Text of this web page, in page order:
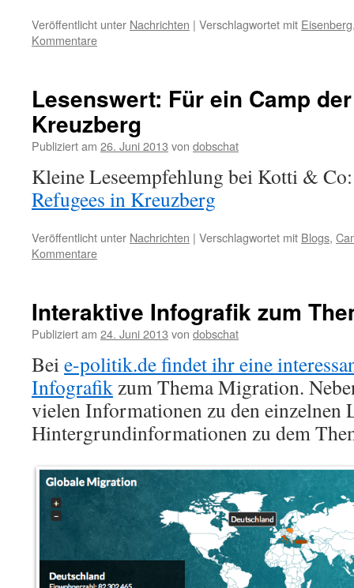
Veröffentlicht unter Nachrichten | Verschlagwortet mit Eisenberg
Kommentare
Lesenswert: Für ein Camp
Kreuzberg
Publiziert am 26. Juni 2013 von dobschat
Kleine Leseempfehlung bei Kotti &
Refugees in Kreuzberg
Veröffentlicht unter Nachrichten | Verschlagwortet mit Blogs,
Kommentare
Interaktive Infografik zum
Publiziert am 24. Juni 2013 von dobschat
Beie-politik.de findet ihr eine
Infografikzum Thema Migration.
vielen Informationen zu den einzelnen
Hintergrundinformationen zu dem